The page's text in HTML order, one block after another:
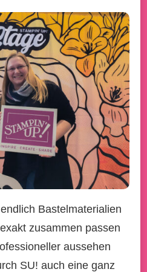
Bastelmaterialien
zusammen passen
aussehen
SU! auch eine ganz